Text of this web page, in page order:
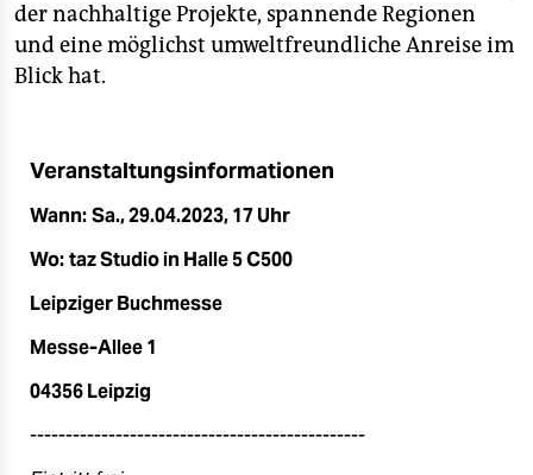
epaper login
der nachhaltige Projekte, spannende Regionen
und eine möglichst umweltfreundliche Anreise im
Blick hat.
Veranstaltungsinformationen
Wann:Sa., 29.04.2023, 17 Uhr
Wo:taz Studio in Halle 5 C500
Leipziger Buchmesse
Messe-Allee 1
04356 Leipzig
-----------------------------------------------